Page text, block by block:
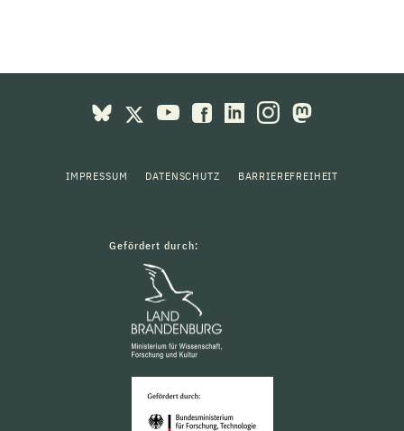
IMPRESSUM DATENSCHUTZ BARRIEREFREIHEIT
Gefördert durch: